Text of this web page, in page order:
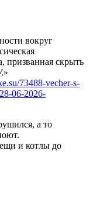
вокруг
призванная скрыть
73488-vecher-s-
06-2026-
а то
и котлы до